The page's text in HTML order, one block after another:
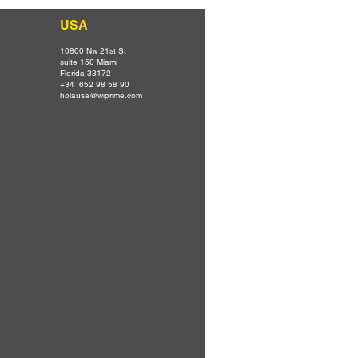
USA
10800 Nw 21st St
suite 150 Miami
Florida 33172
+34 652 98 58 90
holausa@wiprime.com